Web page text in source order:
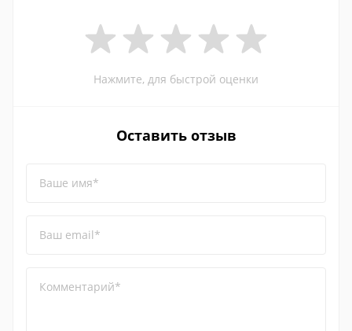
Нажмите, для быстрой оценки
Оставить отзыв
Ваше имя*
Ваш email*
Комментарий*